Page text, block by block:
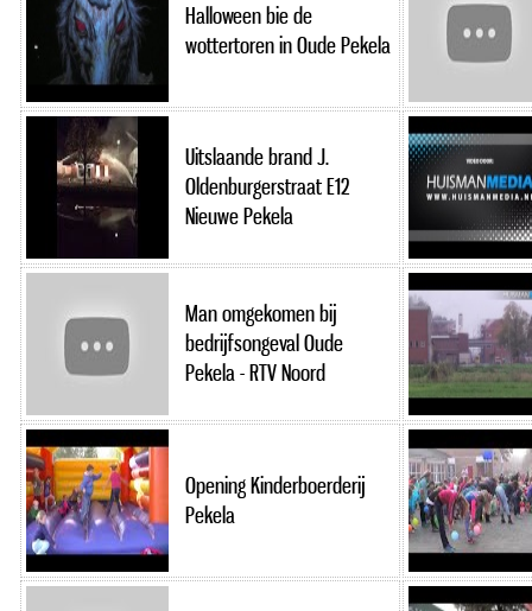
Halloween bie de
wottertoren in Oude Pekela
Uitslaande brand J.
Oldenburgerstraat E12
Nieuwe Pekela
Man omgekomen bij
bedrijfsongeval Oude
Pekela - RTV Noord
Opening Kinderboerderij
Pekela